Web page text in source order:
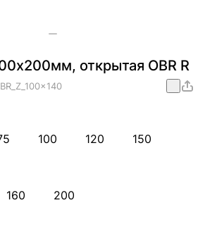
открытая OBR R
100 120 150
160 200